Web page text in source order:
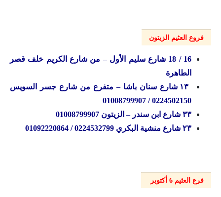
فروع العثيم الزيتون
16 / 18 شارع سليم الأول – من شارع الكريم خلف قصر
الطاهرة
۱۳ شارع سنان باشا – متفرع من شارع جسر السويس
0224502150 / 01008799907
۳۳ شارع ابن سندر – الزيتون 01008799907
۲۳ شارع منشية البكري 0224532799 / 01092220864
فرع العثيم 6 أكتوبر